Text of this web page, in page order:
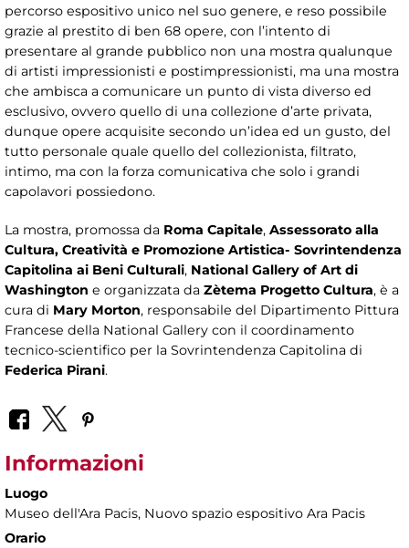
percorso espositivo unico nel suo genere, e reso possibile
grazie al prestito di ben 68 opere, con l’intento di
presentare al grande pubblico non una mostra qualunque
di artisti impressionisti e postimpressionisti, ma una mostra
che ambisca a comunicare un punto di vista diverso ed
esclusivo, ovvero quello di una collezione d’arte privata,
dunque opere acquisite secondo un’idea ed un gusto, del
tutto personale quale quello del collezionista, filtrato,
intimo, ma con la forza comunicativa che solo i grandi
capolavori possiedono.
La mostra, promossa da Roma Capitale, Assessorato alla
Cultura, Creatività e Promozione Artistica- Sovrintendenza
Capitolina ai Beni Culturali, National Gallery of Art di
Washington e organizzata da Zètema Progetto Cultura, è a
cura di Mary Morton, responsabile del Dipartimento Pittura
Francese della National Gallery con il coordinamento
tecnico-scientifico per la Sovrintendenza Capitolina di
Federica Pirani.
Informazioni
Luogo
Museo dell'Ara Pacis, Nuovo spazio espositivo Ara Pacis
Orario